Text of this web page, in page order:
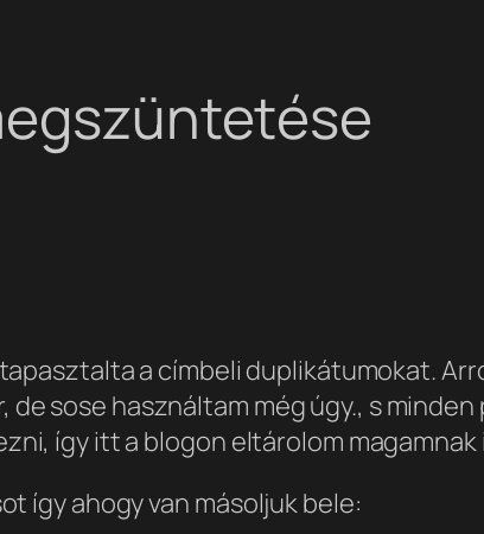
a címbeli duplikátumokat.
de sose használtam még úgy., s
így itt a blogon eltárolom magamnak
így ahogy van másoljuk bele: